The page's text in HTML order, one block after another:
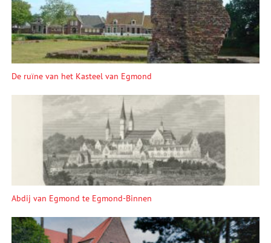
De ruïne van het Kasteel van Egmond
Abdij van Egmond te Egmond-Binnen